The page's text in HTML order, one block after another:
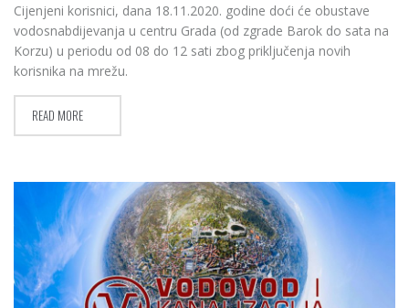
Cijenjeni korisnici, dana 18.11.2020. godine doći će obustave
vodosnabdijevanja u centru Grada (od zgrade Barok do sata na
Korzu) u periodu od 08 do 12 sati zbog priključenja novih
korisnika na mrežu.
READ MORE